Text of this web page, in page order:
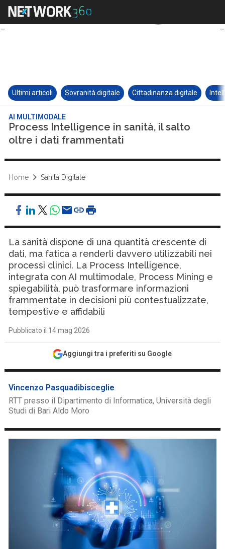
Ultimi articoli Sovranità digitale Cittadinanza digitale
AI MULTIMODALE
Process Intelligence in sanità, il salto
oltre i dati frammentati
Home Sanità Digitale
La sanità dispone di una quantità crescente di
dati, ma fatica a renderli davvero utilizzabili nei
processi clinici. La Process Intelligence,
integrata con AI multimodale, Process Mining e
spiegabilità, può trasformare informazioni
frammentate in decisioni più contestualizzate,
tempestive e affidabili
Pubblicato il 14 mag 2026
Aggiungi tra i preferiti su Google
Vincenzo Pasquadibisceglie
RTT presso il Dipartimento di Informatica, Università degli
Studi di Bari Aldo Moro